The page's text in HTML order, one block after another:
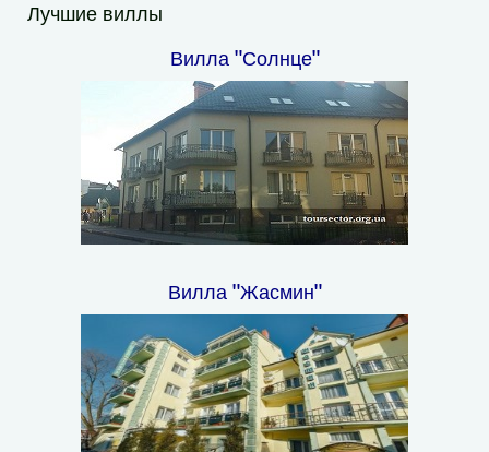
Лучшие виллы
Вилла "Солнце"
Вилла "Жасмин"